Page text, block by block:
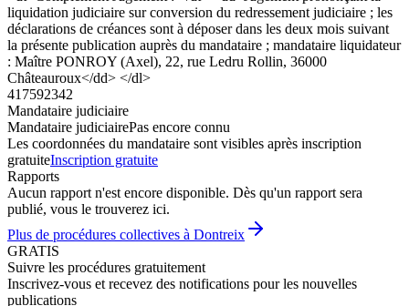
liquidation judiciaire sur conversion du redressement judiciaire ; les
déclarations de créances sont à déposer dans les deux mois suivant
la présente publication auprès du mandataire ; mandataire liquidateur
: Maître PONROY (Axel), 22, rue Ledru Rollin, 36000
Châteauroux</dd> </dl>
417592342
Mandataire judiciaire
Mandataire judiciairePas encore connu
Les coordonnées du mandataire sont visibles après inscription
gratuiteInscription gratuite
Rapports
Aucun rapport n'est encore disponible. Dès qu'un rapport sera
publié, vous le trouverez ici.
Plus de procédures collectives à Dontreix
GRATIS
Suivre les procédures gratuitement
Inscrivez-vous et recevez des notifications pour les nouvelles
publications